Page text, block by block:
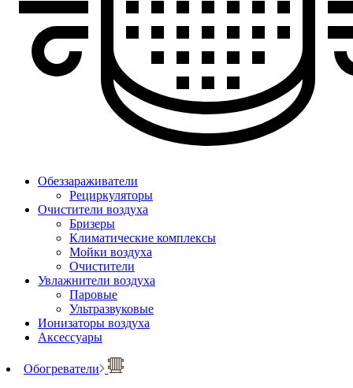
Обеззараживатели
Рециркуляторы
Очистители воздуха
Бризеры
Климатические комплексы
Мойки воздуха
Очистители
Увлажнители воздуха
Паровые
Ультразвуковые
Ионизаторы воздуха
Аксессуары
Обогреватели